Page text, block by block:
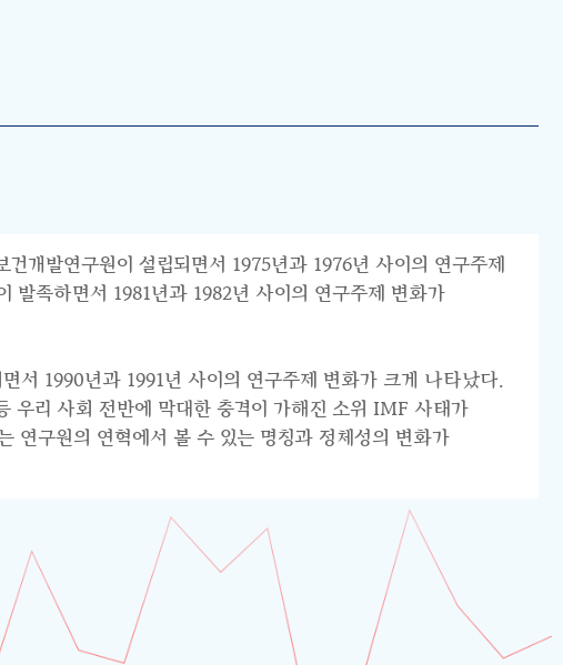
개발연구원이 설립되면서 1975년과 1976년 사이의 연구주제
발족하면서 1981년과 1982년 사이의 연구주제 변화가
서 1990년과 1991년 사이의 연구주제 변화가 크게 나타났다.
우리 사회 전반에 막대한 충격이 가해진 소위 IMF 사태가
연구원의 연혁에서 볼 수 있는 명칭과 정체성의 변화가